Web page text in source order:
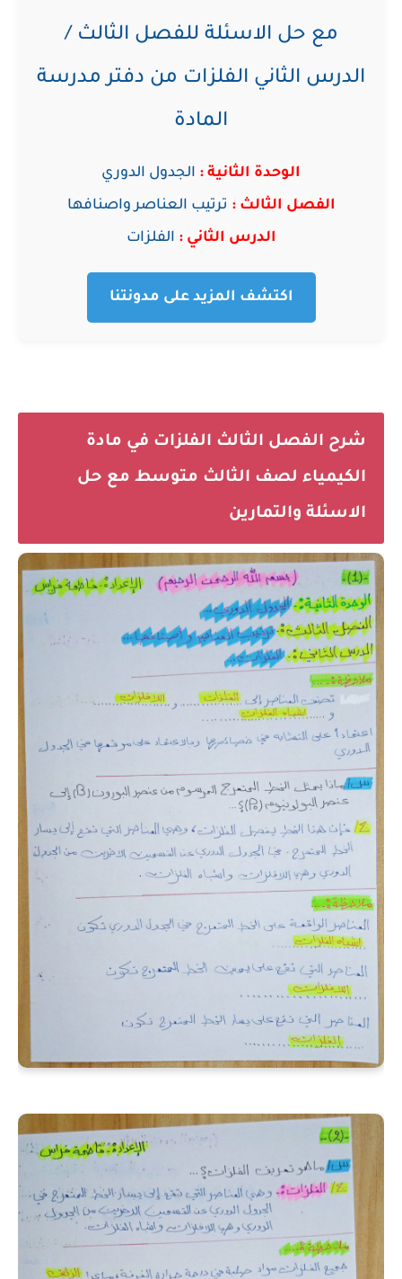
مع حل الاسئلة للفصل الثالث /
الدرس الثاني الفلزات من دفتر مدرسة
المادة
الوحدة الثانية : الجدول الدوري
الفصل الثالث : ترتيب العناصر واصنافها
الدرس الثاني : الفلزات
اكتشف المزيد على مدونتنا
شرح الفصل الثالث الفلزات في مادة
الكيمياء لصف الثالث متوسط مع حل
الاسئلة والتمارين